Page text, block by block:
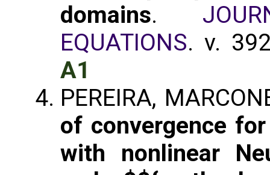
domains.
EQUATIONS. v.
A1
PEREIRA,
of convergence
with nonlinear